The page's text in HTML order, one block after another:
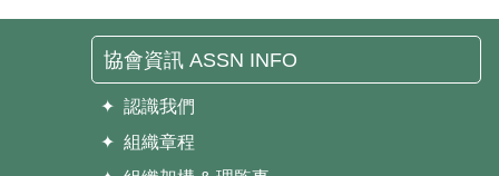
協會資訊 ASSN INFO
✦ 認識我們
✦ 組織章程